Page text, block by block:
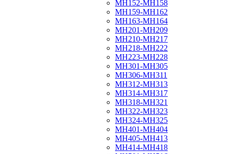
МН152-МН158
МН159-МН162
МН163-МН164
МН201-МН209
МН210-МН217
МН218-МН222
МН223-МН228
МН301-МН305
МН306-МН311
МН312-МН313
МН314-МН317
МН318-МН321
МН322-МН323
МН324-МН325
МН401-МН404
МН405-МН413
МН414-МН418